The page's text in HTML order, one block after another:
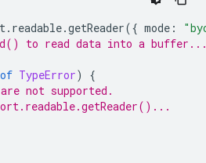
. readable.getReader({ mode :
to read data into a
TypeError)
{
not supported.